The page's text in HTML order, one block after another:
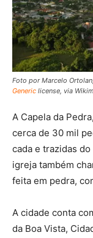
Foto por Marcelo
Generic license, via
A Capela da
cerca de 30 mil
cada e trazidas
igreja também
feita em pedra,
A cidade conta
da Boa Vista,